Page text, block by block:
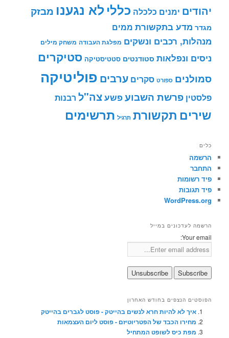
יהודים ימנים כלכלה כללי לא נגענו מבזק
מגדר מדע בתקשורת ממים
מנהלות, רכבים ונשקים מפלגת העבודה משחק מילים
ניסים ונפלאות סטודנטים סטטיסטיקה סטיקרים
סמולנים ספורט סקרים ערבים פוליטיקה
פלסטין פרשת השבועפשעצה"ל רבנות
שירים תקשורת תרגיל תרשימים
כלים
הרשמה
התחבר
פיד רשומות
פיד תגובות
WordPress.org
הרשמה לעדכונים במייל
Your email:
הפוסטים הנצפים בחודש האחרון
איך לא להיות חרא לנשים בהייטק - פוסט לגברים בהייטק
מחירו הכבד של הפטריוטיזם - פוסט ליום העצמאות
מפת כיס לשופט המתחיל